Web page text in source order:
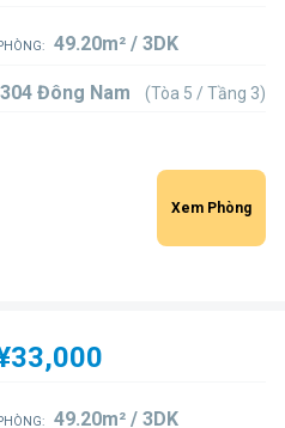
49.20m² / 3DK
Đông Nam (Tòa 5 / Tầng 3)
Xem Phòng
49.20m² / 3DK